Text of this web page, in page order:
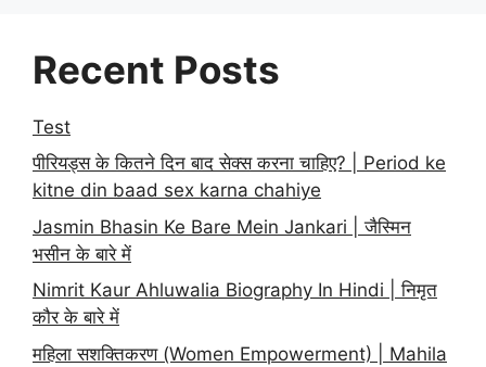
Recent Posts
Test
पीरियड्स के कितने दिन बाद सेक्स करना चाहिए? | Period ke
kitne din baad sex karna chahiye
Jasmin Bhasin Ke Bare Mein Jankari | जैस्मिन
भसीन के बारे में
Nimrit Kaur Ahluwalia Biography In Hindi | निमृत
कौर के बारे में
महिला सशक्तिकरण (Women Empowerment) | Mahila